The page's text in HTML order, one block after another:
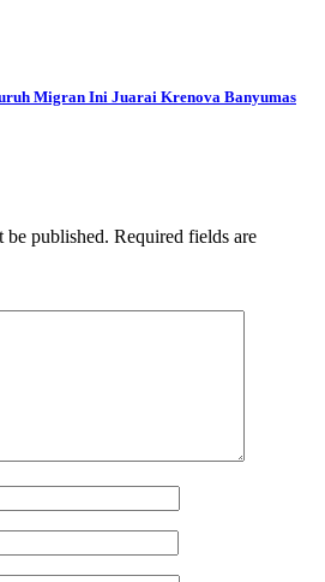
Migran Ini Juarai Krenova Banyumas
be published. Required fields are